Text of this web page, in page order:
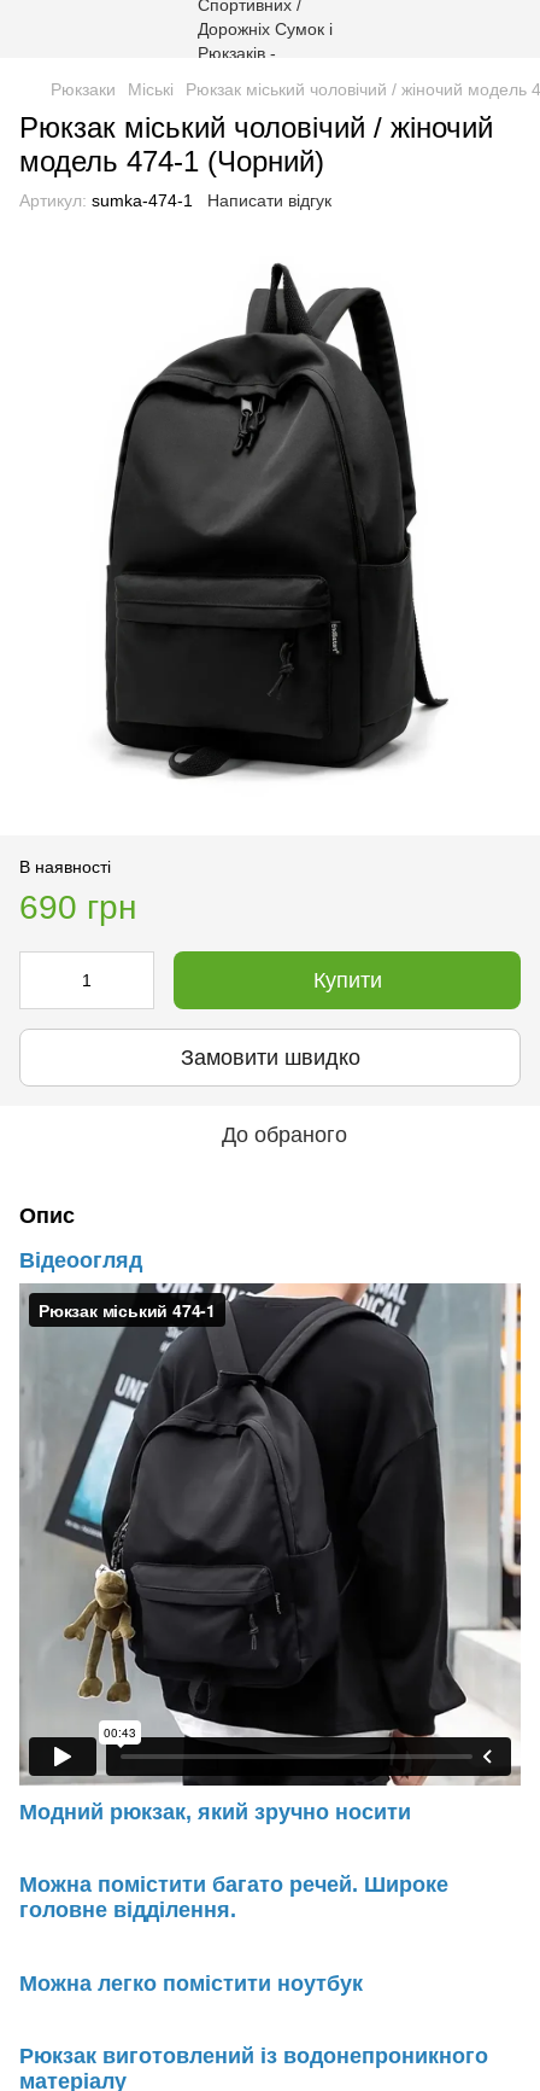
Рюкзаки Міські Рюкзак міський чоловічий / жіночий
Рюкзак міський чоловічий / жіночий
модель 474-1 (Чорний)
Артикул: sumka-474-1 Написати відгук
В наявності
690 грн
Купити
Замовити швидко
До обраного
Опис
Відеоогляд
Модний рюкзак, який зручно носити
Можна помістити багато речей. Широке
головне відділення.
Можна легко помістити ноутбук
Рюкзак виготовлений із водонепроникного
матеріалу